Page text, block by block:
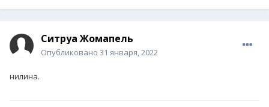
Ситруа Жомапель
Опубликовано 31 января, 2022
нилина.